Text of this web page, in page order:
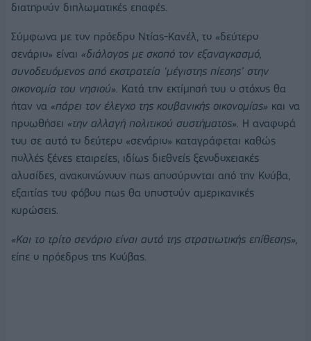
διατηρούν διπλωματικές επαφές.
Σύμφωνα με τον πρόεδρο Ντίας-Κανέλ, το «δεύτερο
σενάριο» είναι «διάλογος με σκοπό τον εξαναγκασμό,
συνοδευόμενος από εκστρατεία ‘μέγιστης πίεσης’ στην
οικονομία του νησιού». Κατά την εκτίμησή του ο στόχος θα
ήταν να «πάρει τον έλεγχο της κουβανικής οικονομίας» και να
προωθήσει «την αλλαγή πολιτικού συστήματος». Η αναφορά
του σε αυτό το δεύτερο «σενάριο» καταγράφεται καθώς
πολλές ξένες εταιρείες, ιδίως διεθνείς ξενοδοχειακές
αλυσίδες, ανακοινώνουν πως αποσύρονται από την Κούβα,
εξαιτίας του φόβου πως θα υποστούν αμερικανικές
κυρώσεις.
«Και το τρίτο σενάριο είναι αυτό της στρατιωτικής επίθεσης»,
είπε ο πρόεδρος της Κούβας.